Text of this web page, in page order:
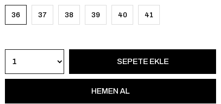
36 37 38 39 40 41